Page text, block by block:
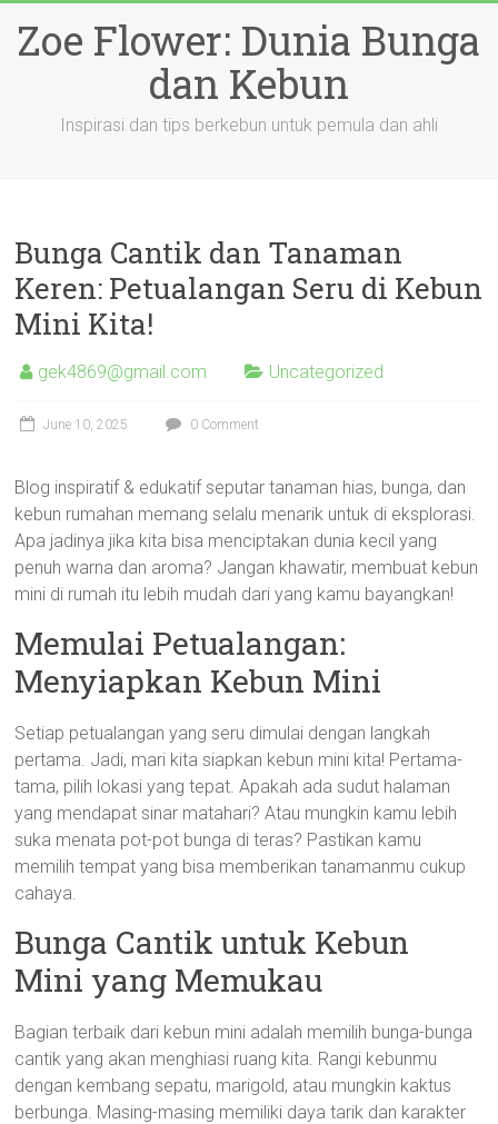
content
Zoe Flower: Dunia Bunga
dan Kebun
Inspirasi dan tips berkebun untuk pemula dan ahli
Bunga Cantik dan Tanaman
Keren: Petualangan Seru di Kebun
Mini Kita!
gek4869@gmail.com Uncategorized
June 10, 2025 0 Comment
Blog inspiratif & edukatif seputar tanaman hias, bunga, dan
kebun rumahan memang selalu menarik untuk di eksplorasi.
Apa jadinya jika kita bisa menciptakan dunia kecil yang
penuh warna dan aroma? Jangan khawatir, membuat kebun
mini di rumah itu lebih mudah dari yang kamu bayangkan!
Memulai Petualangan:
Menyiapkan Kebun Mini
Setiap petualangan yang seru dimulai dengan langkah
pertama. Jadi, mari kita siapkan kebun mini kita! Pertama-
tama, pilih lokasi yang tepat. Apakah ada sudut halaman
yang mendapat sinar matahari? Atau mungkin kamu lebih
suka menata pot-pot bunga di teras? Pastikan kamu
memilih tempat yang bisa memberikan tanamanmu cukup
cahaya.
Bunga Cantik untuk Kebun
Mini yang Memukau
Bagian terbaik dari kebun mini adalah memilih bunga-bunga
cantik yang akan menghiasi ruang kita. Rangi kebunmu
dengan kembang sepatu, marigold, atau mungkin kaktus
berbunga. Masing-masing memiliki daya tarik dan karakter